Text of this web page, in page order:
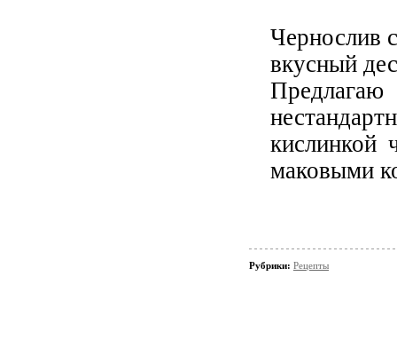
Чернослив
вкусный
кислинкой
маковыми
Рубрики: Рецепты